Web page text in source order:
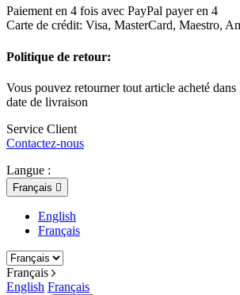
Paiement en 4 fois avec PayPal payer en 4
Carte de crédit: Visa, MasterCard, Maestro,
Politique de retour:
Vous pouvez retourner tout article acheté
date de livraison
Service Client
Contactez-nous
Langue :
Français 
English
Français
Français
English Français